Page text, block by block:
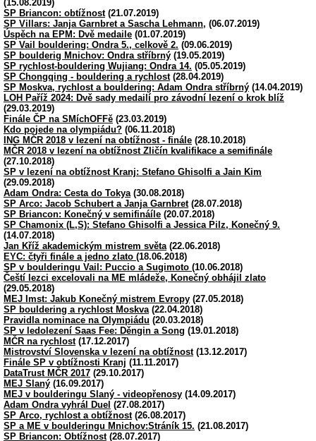
(15.08.2019)
SP Briancon: obtížnost(21.07.2019)
SP Villars: Janja Garnbret a Sascha Lehmann, (06.07.2019)
Úspěch na EPM: Dvě medaile (01.07.2019)
SP Vail bouldering: Ondra 5., celkově 2. (09.06.2019)
SP boulderig Mnichov: Ondra stříbrný (19.05.2019)
SP rychlost-bouldering Wujiang: Ondra 14. (05.05.2019)
SP Chongqing - bouldering a rychlost(28.04.2019)
SP Moskva, rychlost a bouldering: Adam Ondra stříbrný (14.04.2019)
LOH Paříž 2024: Dvě sady medailí pro závodní lezení o krok blíž
(29.03.2019)
Finále ČP na SMíchOFFě (23.03.2019)
Kdo pojede na olympiádu? (06.11.2018)
ING MČR 2018 v lezení na obtížnost - finále (28.10.2018)
MČR 2018 v lezení na obtížnost Zličín kvalifikace a semifinále
(27.10.2018)
SP v lezení na obtížnost Kranj: Stefano Ghisolfi a Jain Kim
(29.09.2018)
Adam Ondra: Cesta do Tokya(30.08.2018)
SP Arco: Jacob Schubert a Janja Garnbret(28.07.2018)
SP Briancon: Konečný v semifináíle (20.07.2018)
SP Chamonix (L,S): Stefano Ghisolfi a Jessica Pilz, Konečný 9.
(14.07.2018)
Jan Kříž akademickým mistrem světa(22.06.2018)
EYC: čtyři finále a jedno zlato (18.06.2018)
SP v boulderingu Vail: Puccio a Sugimoto (10.06.2018)
Čeští lezci excelovali na ME mládeže, Konečný obhájil zlato
(29.05.2018)
MEJ Imst: Jakub Konečný mistrem Evropy (27.05.2018)
SP bouldering a rychlost Moskva(22.04.2018)
Pravidla nominace na Olympiádu (20.03.2018)
SP v ledolezení Saas Fee: Děngin a Song (19.01.2018)
MČR na rychlost(17.12.2017)
Mistrovství Slovenska v lezení na obtížnost(13.12.2017)
Finále SP v obtížnosti Kranj (11.11.2017)
DataTrust MČR 2017 (29.10.2017)
MEJ Slaný (16.09.2017)
MEJ v boulderingu Slaný - videopřenosy (14.09.2017)
Adam Ondra vyhrál Duel (27.08.2017)
SP Arco, rychlost a obtížnost(26.08.2017)
SP a ME v boulderingu Mnichov:Stráník 15. (21.08.2017)
SP Briancon: Obtížnost(28.07.2017)